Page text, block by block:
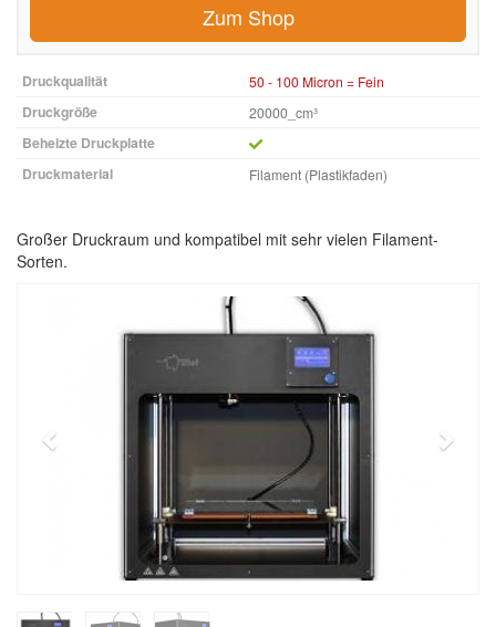
Zum Shop
Druckqualität 50 - 100 Micron = Fein
Druckgröße 20000_cm³
Beheizte Druckplatte
Druckmaterial
Filament (Plastikfaden)
Großer Druckraum und kompatibel mit sehr vielen Filament-
Sorten.